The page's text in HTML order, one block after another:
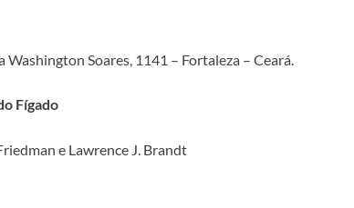
Soares, 1141 – Fortaleza – Ceará.
Fígado
e Lawrence J. Brandt